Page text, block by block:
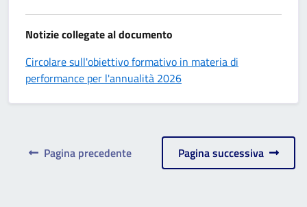
Notizie collegate al documento
Circolare sull'obiettivo formativo in materia di
performance per l'annualità 2026
Pagina precedente Pagina successiva